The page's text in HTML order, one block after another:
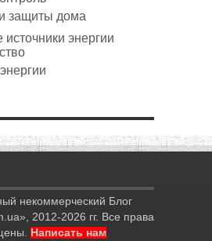
защиты дома
энергии
некоммерческий Блог
2012-2026 гг. Все права
Написать нам